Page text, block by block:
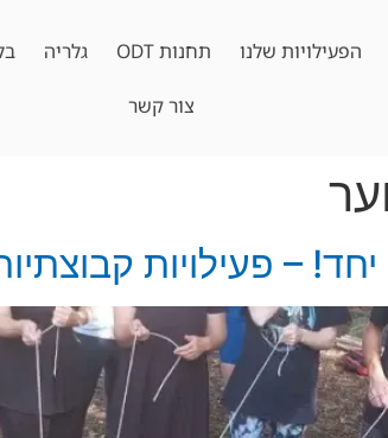
הפעילויות שלנו תחנות ODT גלריה
צור קשר
– פעילויות